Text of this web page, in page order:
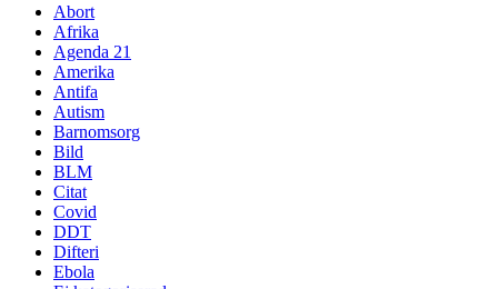
Abort
Afrika
Agenda 21
Amerika
Antifa
Autism
Barnomsorg
Bild
BLM
Citat
Covid
DDT
Difteri
Ebola